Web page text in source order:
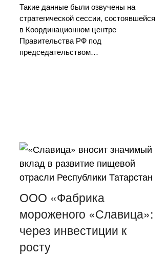
Такие данные были озвучены на
стратегической сессии, состоявшейся
в Координационном центре
Правительства РФ под
председательством…
ООО «Фабрика
мороженого «Славица»:
через инвестиции к
росту